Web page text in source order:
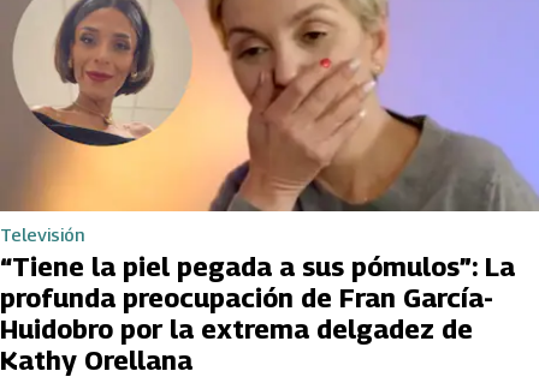
Televisión
“Tiene la piel pegada a sus pómulos”: La
profunda preocupación de Fran García-
Huidobro por la extrema delgadez de
Kathy Orellana